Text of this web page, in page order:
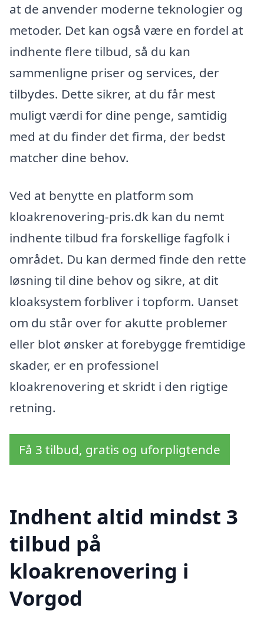
at de anvender moderne teknologier og
metoder. Det kan også være en fordel at
indhente flere tilbud, så du kan
sammenligne priser og services, der
tilbydes. Dette sikrer, at du får mest
muligt værdi for dine penge, samtidig
med at du finder det firma, der bedst
matcher dine behov.
Ved at benytte en platform som
kloakrenovering-pris.dk kan du nemt
indhente tilbud fra forskellige fagfolk i
området. Du kan dermed finde den rette
løsning til dine behov og sikre, at dit
kloaksystem forbliver i topform. Uanset
om du står over for akutte problemer
eller blot ønsker at forebygge fremtidige
skader, er en professionel
kloakrenovering et skridt i den rigtige
retning.
Få 3 tilbud, gratis og uforpligtende
Indhent altid mindst 3
tilbud på
kloakrenovering i
Vorgod